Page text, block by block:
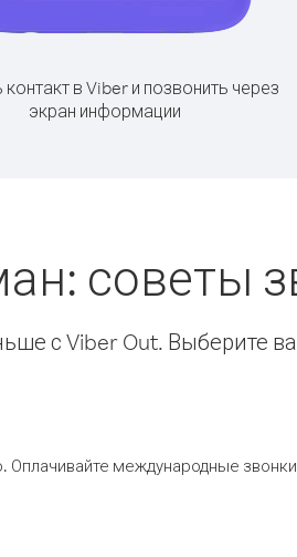
в Viber и позвонить через
экран информации
советы
с Viber Out. Выберите
международные